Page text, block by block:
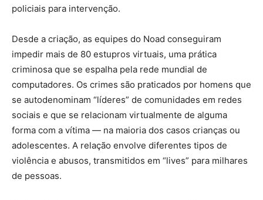
policiais para intervenção.
Desde a criação, as equipes do Noad conseguiram
impedir mais de 80 estupros virtuais, uma prática
criminosa que se espalha pela rede mundial de
computadores. Os crimes são praticados por homens que
se autodenominam “líderes” de comunidades em redes
sociais e que se relacionam virtualmente de alguma
forma com a vítima — na maioria dos casos crianças ou
adolescentes. A relação envolve diferentes tipos de
violência e abusos, transmitidos em “lives” para milhares
de pessoas.